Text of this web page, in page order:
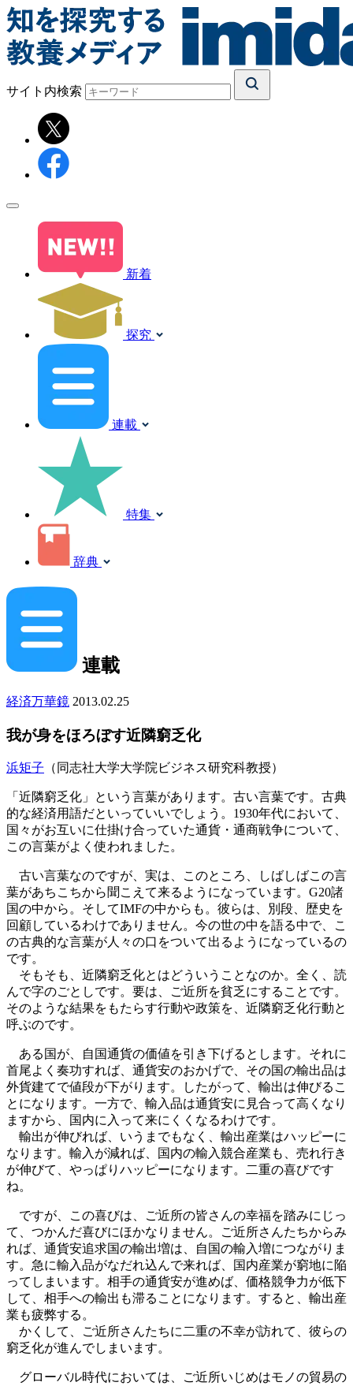
サイト内検索
新着
探究
連載
特集
辞典
連載
経済万華鏡 2013.02.25
我が身をほろぼす近隣窮乏化
浜矩子 （同志社大学大学院ビジネス研究科教授）
「近隣窮乏化」という言葉があります。古い言葉です。古典
的な経済用語だといっていいでしょう。1930年代において、
国々がお互いに仕掛け合っていた通貨・通商戦争について、
この言葉がよく使われました。
古い言葉なのですが、実は、このところ、しばしばこの言
葉があちこちから聞こえて来るようになっています。G20諸
国の中から。そしてIMFの中からも。彼らは、別段、歴史を
回顧しているわけでありません。今の世の中を語る中で、こ
の古典的な言葉が人々の口をついて出るようになっているの
です。
そもそも、近隣窮乏化とはどういうことなのか。全く、読
んで字のごとしです。要は、ご近所を貧乏にすることです。
そのような結果をもたらす行動や政策を、近隣窮乏化行動と
呼ぶのです。
ある国が、自国通貨の価値を引き下げるとします。それに
首尾よく奏功すれば、通貨安のおかげで、その国の輸出品は
外貨建てで値段が下がります。したがって、輸出は伸びるこ
とになります。一方で、輸入品は通貨安に見合って高くなり
ますから、国内に入って来にくくなるわけです。
輸出が伸びれば、いうまでもなく、輸出産業はハッピーに
なります。輸入が減れば、国内の輸入競合産業も、売れ行き
が伸びて、やっぱりハッピーになります。二重の喜びです
ね。
ですが、この喜びは、ご近所の皆さんの幸福を踏みにじっ
て、つかんだ喜びにほかなりません。ご近所さんたちからみ
れば、通貨安追求国の輸出増は、自国の輸入増につながりま
す。急に輸入品がなだれ込んで来れば、国内産業が窮地に陥
ってしまいます。相手の通貨安が進めば、価格競争力が低下
して、相手への輸出も滞ることになります。すると、輸出産
業も疲弊する。
かくして、ご近所さんたちに二重の不幸が訪れて、彼らの
窮乏化が進んでしまいます。
グローバル時代においては、ご近所いじめはモノの貿易の